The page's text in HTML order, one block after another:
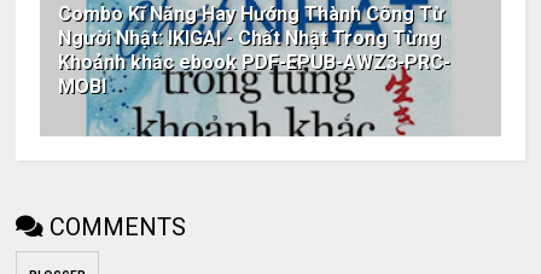
Combo Kĩ Năng Hay Hướng Thành Công Từ
Người Nhật: IKIGAI - Chất Nhật Trong Từng
Khoảnh khắc ebook PDF-EPUB-AWZ3-PRC-
MOBI
COMMENTS